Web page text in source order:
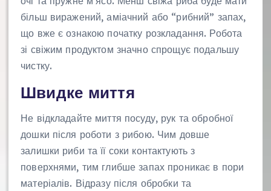
більш виражений, аміачний або “рибний” запах,
що вже є ознакою початку розкладання. Робота
зі свіжим продуктом значно спрощує подальшу
чистку.
Швидке миття
Не відкладайте миття посуду, рук та обробної
дошки після роботи з рибою. Чим довше
залишки риби та її соки контактують з
поверхнями, тим глибше запах проникає в пори
матеріалів. Відразу після обробки та